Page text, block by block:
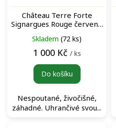
Château Terre Forte
Signargues Rouge červené
Skladem (72 ks)
1 000 Kč / ks
Do košíku
Nespoutané, živočišné,
záhadné. Uhrančivé svou...